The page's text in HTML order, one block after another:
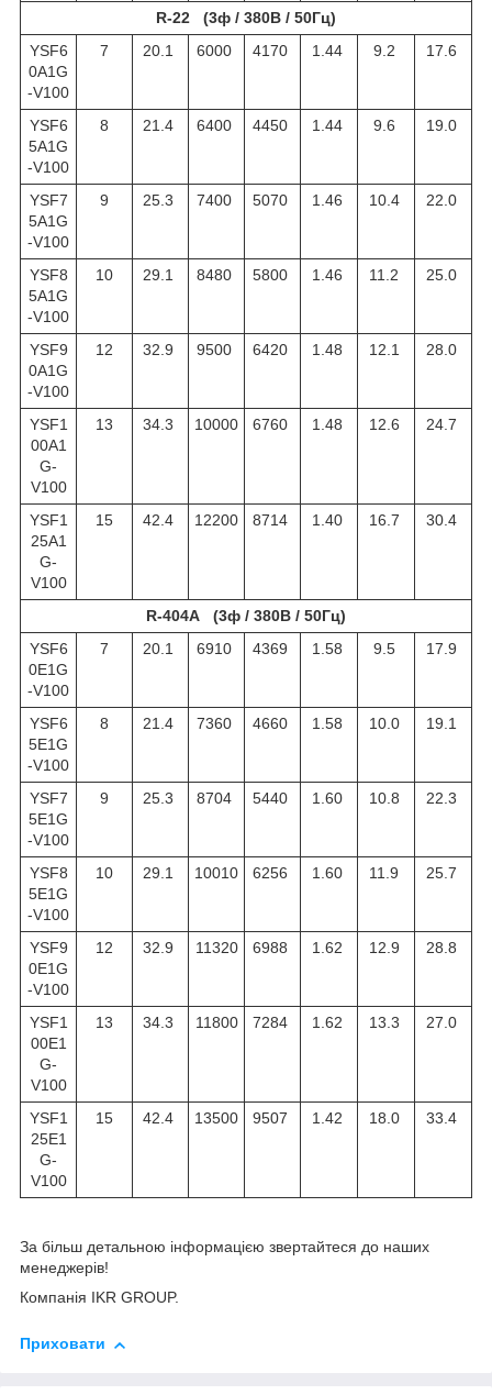
R-22 (3ф / 380В / 50Гц)
YSF6
0A1G
-V100
7 20.1 6000 4170 1.44 9.2 17.6
YSF6
5A1G
-V100
8 21.4 6400 4450 1.44 9.6 19.0
YSF7
5A1G
-V100
9 25.3 7400 5070 1.46 10.4 22.0
YSF8
5A1G
-V100
10 29.1 8480 5800 1.46 11.2 25.0
YSF9
0A1G
-V100
12 32.9 9500 6420 1.48 12.1 28.0
YSF1
00A1
G-
V100
13 34.3 10000 6760 1.48 12.6 24.7
YSF1
25A1
G-
V100
15 42.4 12200 8714 1.40 16.7 30.4
R-404A (3ф / 380В / 50Гц)
YSF6
0E1G
-V100
7 20.1 6910 4369 1.58 9.5 17.9
YSF6
5E1G
-V100
8 21.4 7360 4660 1.58 10.0 19.1
YSF7
5E1G
-V100
9 25.3 8704 5440 1.60 10.8 22.3
YSF8
5E1G
-V100
10 29.1 10010 6256 1.60 11.9 25.7
YSF9
0E1G
-V100
12 32.9 11320 6988 1.62 12.9 28.8
YSF1
00E1
G-
V100
13 34.3 11800 7284 1.62 13.3 27.0
YSF1
25E1
G-
V100
15 42.4 13500 9507 1.42 18.0 33.4
За більш детальною інформацією звертайтеся до наших
менеджерів!
Компанія IKR GROUP.
Приховати